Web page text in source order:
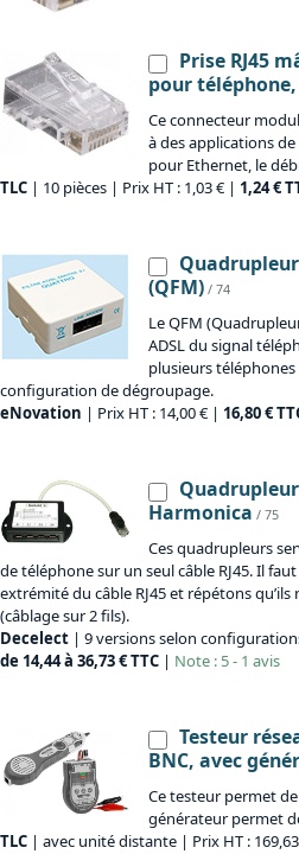
Prise RJ45
pour
Ce connecteur
à des applications
pour Ethernet, le
TLC | 10 pièces | Prix HT : 1,03 € | 1,24 €
(QFM) / 74
Le QFM
ADSL du signal
plusieurs
configuration de dégroupage.
eNovation | Prix HT : 14,00 € | 16,80 €
Quadrupleur
Harmonica / 75
Ces quadrupleurs
de téléphone sur un seul câble RJ45. Il
extrémité du câble RJ45 et répétons
(câblage sur 2 fils).
Decelect | 9 versions selon
de 14,44 à 36,73 € TTC | Note : 5 - 1 avis
Testeur
BNC, avec
Ce testeur permet
générateur permet
TLC | avec unité distante | Prix HT :